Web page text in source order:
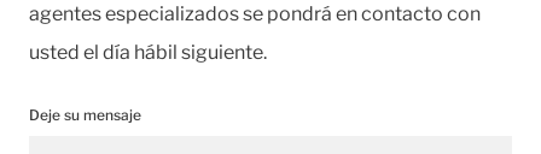
agentes especializados se pondrá en contacto con
usted el día hábil siguiente.
Deje su mensaje